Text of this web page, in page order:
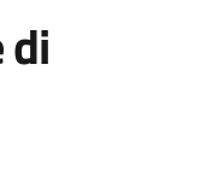
di